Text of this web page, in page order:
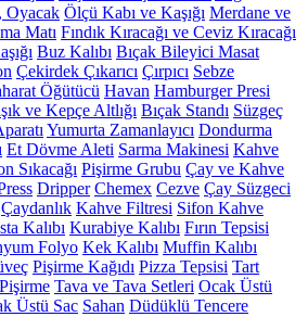
Oyacak Ölçü Kabı ve Kaşığı Merdane ve
Matı Fındık Kıracağı ve Ceviz Kıracağı
Buz Kalıbı Bıçak Bileyici Masat
Çekirdek Çıkarıcı Çırpıcı Sebze
Öğütücü Havan Hamburger Presi
ve Kepçe Altlığı Bıçak Standı Süzgeç
Yumurta Zamanlayıcı Dondurma
Et Dövme Aleti Sarma Makinesi Kahve
Sıkacağı Pişirme Grubu Çay ve Kahve
Dripper Chemex Cezve Çay Süzgeci
Çaydanlık Kahve Filtresi Sifon Kahve
Kalıbı Kurabiye Kalıbı Fırın Tepsisi
Folyo Kek Kalıbı Muffin Kalıbı
Pişirme Kağıdı Pizza Tepsisi Tart
Tava ve Tava Setleri Ocak Üstü
Üstü Sac Sahan Düdüklü Tencere